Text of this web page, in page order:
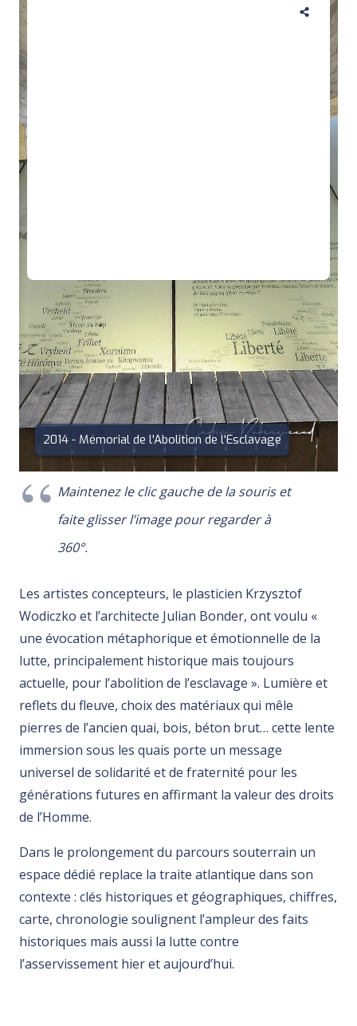
Maintenez le clic gauche de la souris et
faite glisser l’image pour regarder à
360°.
Les artistes concepteurs, le plasticien Krzysztof
Wodiczko et l’architecte Julian Bonder, ont voulu «
une évocation métaphorique et émotionnelle de la
lutte, principalement historique mais toujours
actuelle, pour l’abolition de l’esclavage ». Lumière et
reflets du fleuve, choix des matériaux qui mêle
pierres de l’ancien quai, bois, béton brut… cette lente
immersion sous les quais porte un message
universel de solidarité et de fraternité pour les
générations futures en affirmant la valeur des droits
de l’Homme.
Dans le prolongement du parcours souterrain un
espace dédié replace la traite atlantique dans son
contexte : clés historiques et géographiques, chiffres,
carte, chronologie soulignent l’ampleur des faits
historiques mais aussi la lutte contre
l’asservissement hier et aujourd’hui.